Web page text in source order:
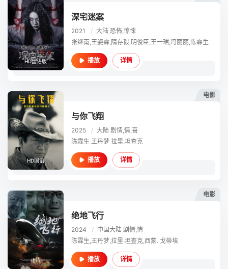
HD国语版
深宅迷案
2021 / 大陆 恐怖,惊悚
张继南,王姿霖,隋存毅,明俊臣,王一珺,冯丽丽,陈霖生
播放 详情
电影
HD国语
与你飞翔
2025 / 大陆 剧情,情,喜
陈霖生 王丹梦 拉里.坦查克
播放 详情
电影
正片
绝地飞行
2024 / 中国大陆 剧情,情
陈霖生,王丹梦,拉里·坦查克,西蒙. 戈蒂埃
播放 详情